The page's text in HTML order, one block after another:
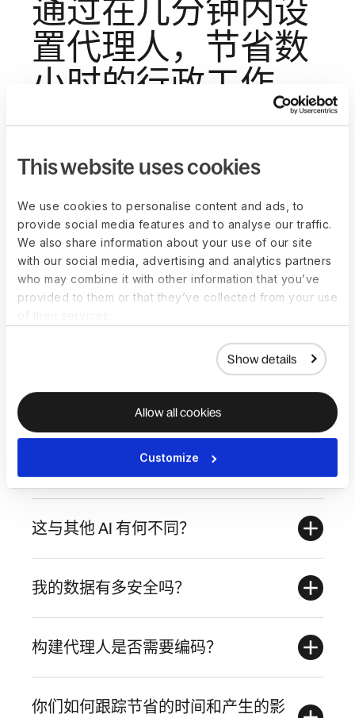
This website uses cookies
We use cookies to personalise content and ads, to
provide social media features and to analyse our traffic.
We also share information about your use of our site
with our social media, advertising and analytics partners
who may combine it with other information that you’ve
provided to them or that they’ve collected from your use
Show details
Allow all cookies
Customize
通过在几分钟内设
置代理人，节省数
小时的行政工作
没找到您需要的特定代理人？没问题。您可以自行构
此外，我们也在不断推出更多代理人、技能以及它们
协助您的方式。
访问预置 AI 代理人库（适用于
人力资源
、带
薪休假、IT 等）
为特定工作流程需求构建专属代理人
将外部系统的 AI 代理人连接到 Deel
与 Slack、Zapier 及您现有的技术栈兼容
FAQs
加入候补名单后会发生什么？
这与其他 AI 有何不同？
我的数据有多安全吗？
构建代理人是否需要编码？
你们如何跟踪节省的时间和产生的影